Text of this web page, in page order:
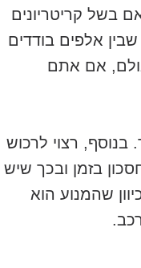
בשל קריטריונים
אלפים בודדים
אם אתם
בנוסף, רצוי לרכוש
בזמן ובכך שיש
שהמנוע הוא